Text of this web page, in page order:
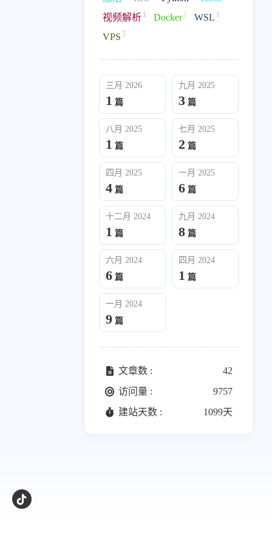
一月 2024
视频解析 1 Docker 1 WSL 1
VPS 5
三月 2026
1 篇
九月 2025
3 篇
八月 2025
1 篇
七月 2025
2 篇
四月 2025
4 篇
一月 2025
6 篇
十二月 2024
1 篇
九月 2024
8 篇
六月 2024
6 篇
四月 2024
1 篇
一月 2024
9 篇
文章数 :
42
访问量 :
9757
建站天数 :
1099天